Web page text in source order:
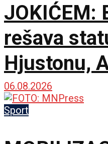
JOKIĆEM:
rešava
Hjustonu,
objavio
imena za
okršaje!
06.08.2026
Sport